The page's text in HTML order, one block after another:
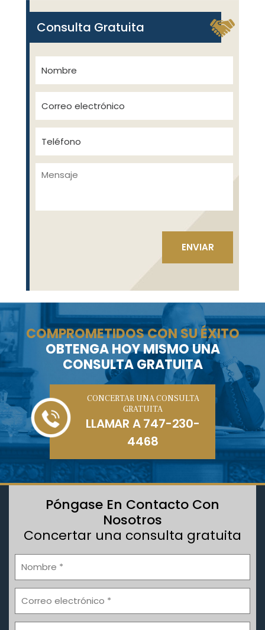
Consulta Gratuita
COMPROMETIDOS CON SU ÉXITO
OBTENGA HOY MISMO UNA
CONSULTA GRATUITA
CONCERTAR UNA CONSULTA
GRATUITA
LLAMAR A747-230-
4468
Póngase En Contacto Con
Nosotros
Concertar una consulta gratuita